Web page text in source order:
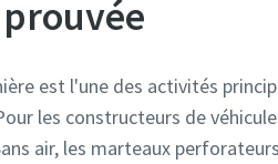
est l'une des activités
les constructeurs de
air, les marteaux